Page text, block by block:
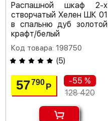
Распашной шкаф 2-х
створчатый Хелен ШК 01
в спальню дуб золотой
крафт/белый
Код товара: 198750
(5)
57790Р
-55 %
128 420